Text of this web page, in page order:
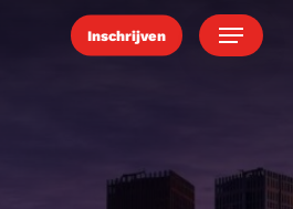
Inschrijven Menu